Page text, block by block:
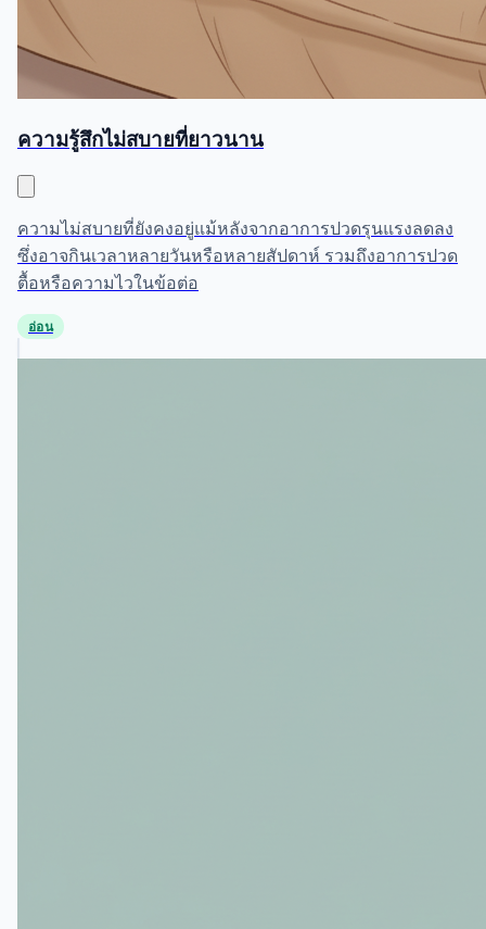
ความรู้สึกไม่สบายที่ยาวนาน
ความไม่สบายที่ยังคงอยู่แม้หลังจากอาการปวดรุนแรงลดลง
ซึ่งอาจกินเวลาหลายวันหรือหลายสัปดาห์ รวมถึงอาการปวด
ตื้อหรือความไวในข้อต่อ
อ่อน